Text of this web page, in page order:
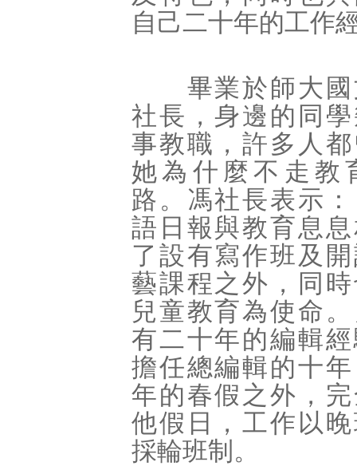
自己二十年的工作
畢業於師大國
社長，身邊的同
事教職，許多人
她為什麼不走教
路。馮社長表示
語日報與教育息
了設有寫作班及
藝課程之外，同
兒童教育為使命
有二十年的編輯
擔任總編輯的十
年的春假之外，
他假日，工作以
採輪班制。